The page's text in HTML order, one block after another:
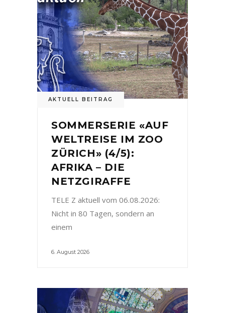
AKTUELL BEITRAG
SOMMERSERIE «AUF
WELTREISE IM ZOO
ZÜRICH» (4/5):
AFRIKA – DIE
NETZGIRAFFE
TELE Z aktuell vom 06.08.2026:
Nicht in 80 Tagen, sondern an
einem
6. August 2026